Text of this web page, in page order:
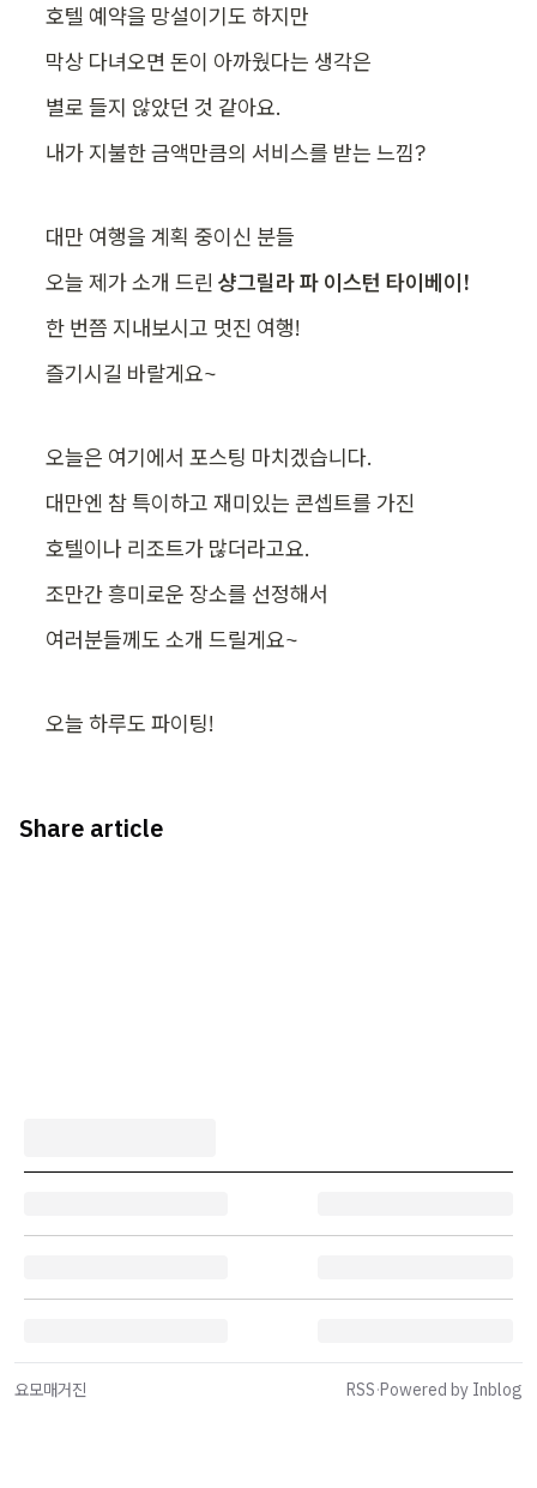
호텔 예약을 망설이기도 하지만
막상 다녀오면 돈이 아까웠다는 생각은
별로 들지 않았던 것 같아요.
내가 지불한 금액만큼의 서비스를 받는 느낌?
대만 여행을 계획 중이신 분들
오늘 제가 소개 드린 샹그릴라 파 이스턴 타이베이!
한 번쯤 지내보시고 멋진 여행!
즐기시길 바랄게요~
오늘은 여기에서 포스팅 마치겠습니다.
대만엔 참 특이하고 재미있는 콘셉트를 가진
호텔이나 리조트가 많더라고요.
조만간 흥미로운 장소를 선정해서
여러분들께도 소개 드릴게요~
오늘 하루도 파이팅!
Share article
요모매거진 RSS·Powered by Inblog